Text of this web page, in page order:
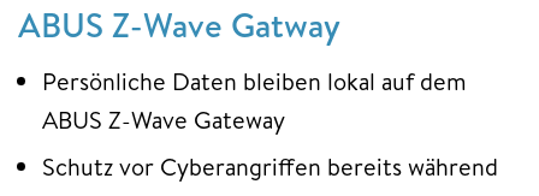
ABUS Z-Wave Gatway
Persönliche Daten bleiben lokal auf dem
ABUS Z-Wave Gateway
Schutz vor Cyberangriffen bereits während